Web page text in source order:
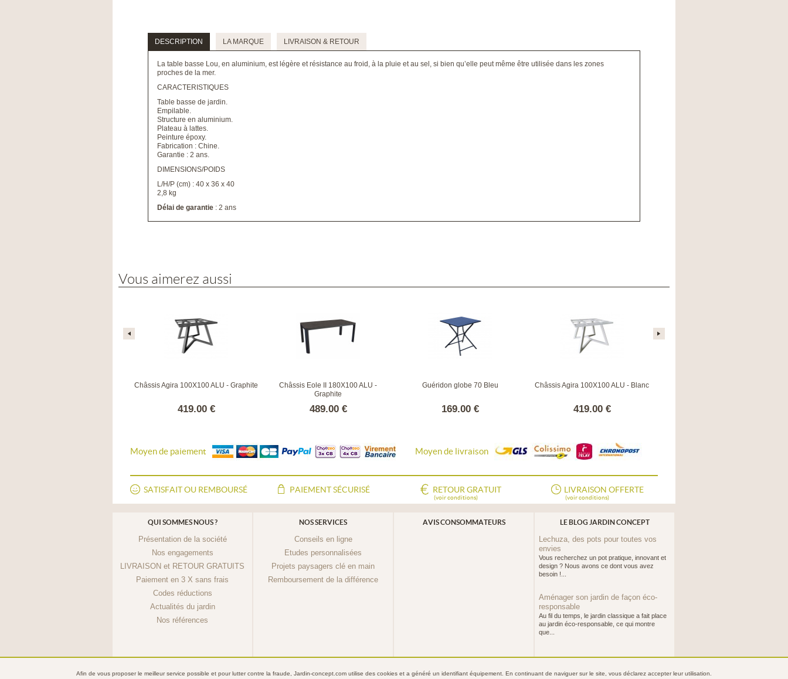
DESCRIPTION LA MARQUE LIVRAISON & RETOUR
La table basse Lou, en aluminium, est légère et résistance au froid, à la pluie et au sel, si bien qu’elle peut même être utilisée dans les zones
proches de la mer.
CARACTERISTIQUES
Table basse de jardin.
Empilable.
Structure en aluminium.
Plateau à lattes.
Peinture époxy.
Fabrication : Chine.
Garantie : 2 ans.
DIMENSIONS/POIDS
L/H/P (cm) : 40 x 36 x 40
2,8 kg
Délai de garantie : 2 ans
Vous aimerez aussi
Châssis Agira 100X100 ALU - Graphite
419.00 €
Châssis Eole II 180X100 ALU -
Graphite
489.00 €
Guéridon globe 70 Bleu
169.00 €
Châssis Agira 100X100 ALU - Blanc
419.00 €
Moyen de paiement Moyen de livraison
SATISFAIT OU REMBOURSÉ PAIEMENT SÉCURISÉ RETOUR GRATUIT
(voir conditions)
LIVRAISON OFFERTE
(voir conditions)
QUI SOMMES NOUS ?
Présentation de la société
Nos engagements
LIVRAISON et RETOUR GRATUITS
Paiement en 3 X sans frais
Codes réductions
Actualités du jardin
Nos références
NOS SERVICES
Conseils en ligne
Etudes personnalisées
Projets paysagers clé en main
Remboursement de la différence
AVIS CONSOMMATEURS LE BLOG JARDIN CONCEPT
Lechuza, des pots pour toutes vos
envies
Vous recherchez un pot pratique, innovant et
design ? Nous avons ce dont vous avez
besoin !...
Aménager son jardin de façon éco-
responsable
Au fil du temps, le jardin classique a fait place
au jardin éco-responsable, ce qui montre
que...
Afin de vous proposer le meilleur service possible et pour lutter contre la fraude, Jardin-concept.com utilise des cookies et a généré un identifiant équipement. En continuant de naviguer sur le site, vous déclarez accepter leur utilisation.